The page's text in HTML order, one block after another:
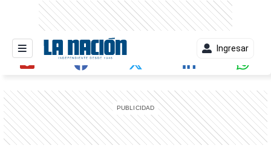
Ingresar